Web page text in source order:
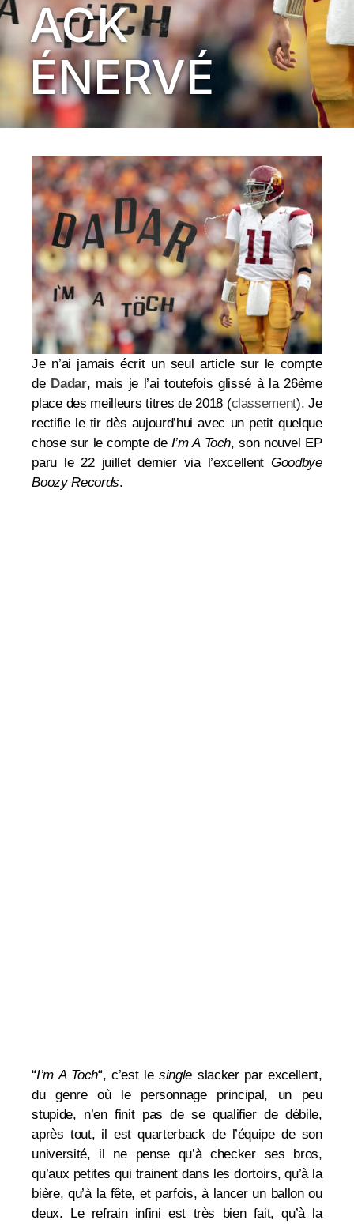
ACK
ÉNERVÉ
Je n’ai jamais écrit un seul article sur le compte
de Dadar, mais je l’ai toutefois glissé à la 26ème
place des meilleurs titres de 2018 (classement). Je
rectifie le tir dès aujourd’hui avec un petit quelque
chose sur le compte deI’m A Toch, son nouvel EP
paru le 22 juillet dernier via l’excellentGoodbye
Boozy Records.
“I’m A Toch“, c’est lesingle slacker par excellent,
du genre où le personnage principal, un peu
stupide, n’en finit pas de se qualifier de débile,
après tout, il est quarterback de l’équipe de son
université, il ne pense qu’à checker ses bros,
qu’aux petites qui trainent dans les dortoirs, qu’à la
bière, qu’à la fête, et parfois, à lancer un ballon ou
deux. Le refrain infini est très bien fait, qu’à la